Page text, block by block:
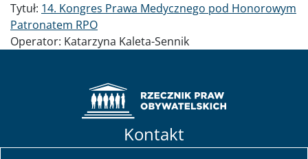
Tytuł: 14. Kongres Prawa Medycznego pod Honorowym
Patronatem RPO
Operator: Katarzyna Kaleta-Sennik
Kontakt